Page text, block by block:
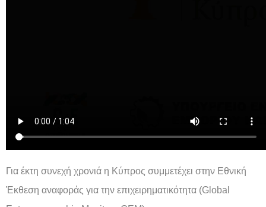
Για έκτη συνεχή χρονιά η Κύπρος συμμετέχει στην Εθνική
Έκθεση αναφοράς για την επιχειρηματικότητα (Global